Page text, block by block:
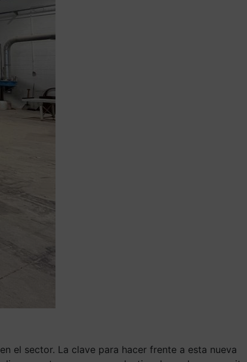
el sector. La clave para hacer frente a esta nueva